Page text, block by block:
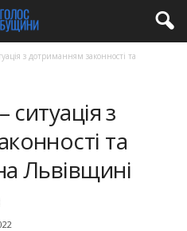
з дотриманням законності та
ситуація з
та
Львівщині